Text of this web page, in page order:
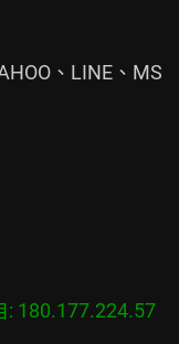
、LINE、MS
: 180.177.224.57